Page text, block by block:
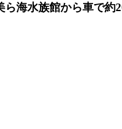
海水族館から車で約